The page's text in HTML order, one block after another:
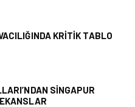
KRITIK TABLO
SINGAPUR